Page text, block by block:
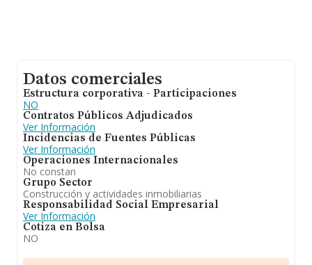
Datos comerciales
Estructura corporativa - Participaciones
NO
Contratos Públicos Adjudicados
Ver Información
Incidencias de Fuentes Públicas
Ver Información
Operaciones Internacionales
No constan
Grupo Sector
Construcción y actividades inmobiliarias
Responsabilidad Social Empresarial
Ver Información
Cotiza en Bolsa
NO